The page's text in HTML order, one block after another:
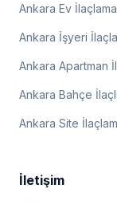
Ankara Ev İlaçlama
Ankara İşyeri
Ankara Apartman
Ankara Bahçe
Ankara Site
İletişim